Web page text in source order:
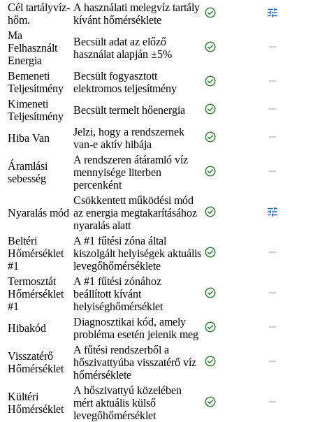
Cél tartályvíz-
hőm.
A használati melegvíz tartály
kívánt hőmérséklete
check_circle tune
Ma
Felhasznált
Energia
Becsült adat az előző
használat alapján ±5%
check_circle remove
Bemeneti
Teljesítmény
Becsült fogyasztott
elektromos teljesítmény
check_circle remove
Kimeneti
Teljesítmény
Becsült termelt hőenergia check_circle remove
Hiba Van
Jelzi, hogy a rendszernek
van-e aktív hibája
check_circle remove
Áramlási
sebesség
A rendszeren átáramló víz
mennyisége literben
percenként
check_circle remove
Nyaralás mód
Csökkentett működési mód
az energia megtakarításához
nyaralás alatt
check_circle tune
Beltéri
Hőmérséklet
#1
A #1 fűtési zóna által
kiszolgált helyiségek aktuális
levegőhőmérséklete
check_circle remove
Termosztát
Hőmérséklet
#1
A #1 fűtési zónához
beállított kívánt
helyiséghőmérséklet
check_circle remove
Hibakód
Diagnosztikai kód, amely
probléma esetén jelenik meg check_circle remove
Visszatérő
Hőmérséklet
A fűtési rendszerből a
hőszivattyúba visszatérő víz
hőmérséklete
check_circle remove
Kültéri
Hőmérséklet
A hőszivattyú közelében
mért aktuális külső
levegőhőmérséklet
check_circle remove